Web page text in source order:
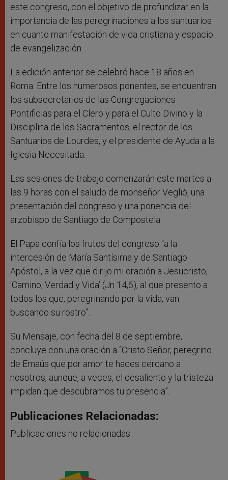
este congreso, con el objetivo de profundizar en la
importancia de las peregrinaciones a los santuarios
en cuanto manifestación de vida cristiana y espacio
de evangelización.
La edición anterior se celebró hace 18 años en
Roma. Entre los numerosos ponentes, se encuentran
los subsecretarios de las Congregaciones
Pontificias para el Clero y para el Culto Divino y la
Disciplina de los Sacramentos, el rector de los
Santuarios de Lourdes, y el presidente de Ayuda a la
Iglesia Necesitada.
Las sesiones de trabajo comenzarán este martes a
las 9 horas con el saludo de monseñor Vegliò, una
presentación del congreso y una ponencia del
arzobispo de Santiago de Compostela.
El Papa confía los frutos del congreso “a la
intercesión de María Santísima y de Santiago
Apóstol, a la vez que dirijo mi oración a Jesucristo,
‘Camino, Verdad y Vida’ (Jn 14,6), al que presento a
todos los que, peregrinando por la vida, van
buscando su rostro”.
Su Mensaje, con fecha del 8 de septiembre,
concluye con una oración a “Cristo Señor, peregrino
de Emaús que por amor te haces cercano a
nosotros, aunque, a veces, el desaliento y la tristeza
impidan que descubramos tu presencia”.
Publicaciones Relacionadas:
Publicaciones no relacionadas.